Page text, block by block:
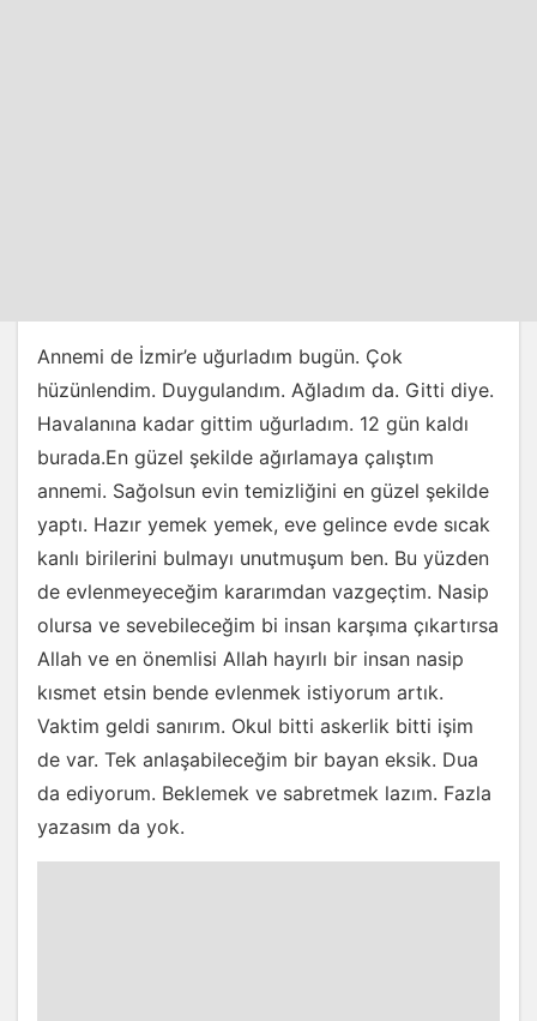
Annemi de İzmir’e uğurladım bugün. Çok
hüzünlendim. Duygulandım. Ağladım da. Gitti diye.
Havalanına kadar gittim uğurladım. 12 gün kaldı
burada.En güzel şekilde ağırlamaya çalıştım
annemi. Sağolsun evin temizliğini en güzel şekilde
yaptı. Hazır yemek yemek, eve gelince evde sıcak
kanlı birilerini bulmayı unutmuşum ben. Bu yüzden
de evlenmeyeceğim kararımdan vazgeçtim. Nasip
olursa ve sevebileceğim bi insan karşıma çıkartırsa
Allah ve en önemlisi Allah hayırlı bir insan nasip
kısmet etsin bende evlenmek istiyorum artık.
Vaktim geldi sanırım. Okul bitti askerlik bitti işim
de var. Tek anlaşabileceğim bir bayan eksik. Dua
da ediyorum. Beklemek ve sabretmek lazım. Fazla
yazasım da yok.